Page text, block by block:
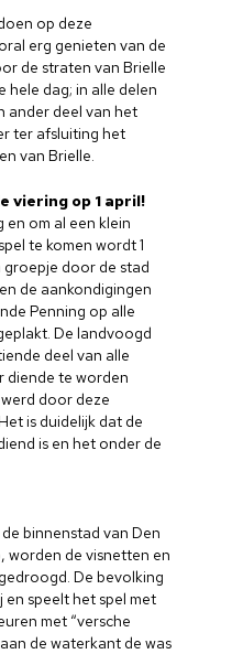
op deze
erg genieten van de
de straten van Brielle
dag; in alle delen
ander deel van het
ter afsluiting het
van Brielle.
viering op 1 april!
om al een klein
te komen wordt 1
groepje door de stad
de aankondigingen
Penning op alle
De landvoogd
deel van alle
diende te worden
door deze
is duidelijk dat de
is en het onder de
binnenstad van Den
worden de visnetten en
De bevolking
en speelt het spel met
met “versche
de waterkant de was